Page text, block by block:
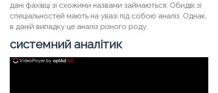
дані фахівці зі схожими назвами займаються. Обидві зі
спеціальностей мають на увазі під собою аналіз. Однак,
в даній випадку це аналіз різного роду.
системний аналітик